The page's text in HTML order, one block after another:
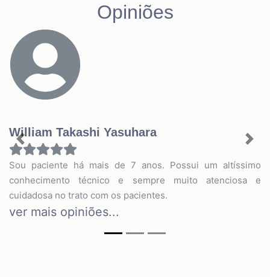
Opiniões
William Takashi Yasuhara
Sou paciente há mais de 7 anos. Possui um altíssimo
conhecimento técnico e sempre muito atenciosa e
cuidadosa no trato com os pacientes.
ver mais opiniões...
Previous Next